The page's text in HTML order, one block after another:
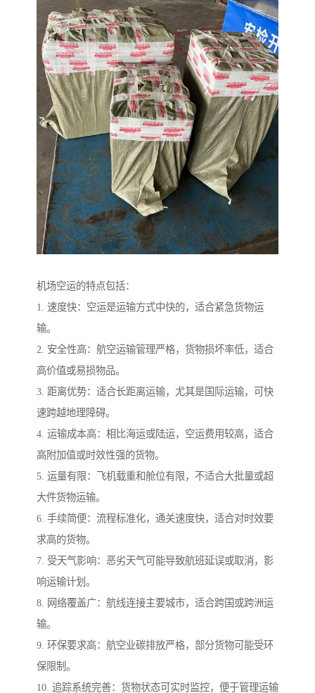
机场空运的特点包括：
1. 速度快：空运是运输方式中快的，适合紧急货物运
输。
2. 安全性高：航空运输管理严格，货物损坏率低，适合
高价值或易损物品。
3. 距离优势：适合长距离运输，尤其是国际运输，可快
速跨越地理障碍。
4. 运输成本高：相比海运或陆运，空运费用较高，适合
高附加值或时效性强的货物。
5. 运量有限：飞机载重和舱位有限，不适合大批量或超
大件货物运输。
6. 手续简便：流程标准化，通关速度快，适合对时效要
求高的货物。
7. 受天气影响：恶劣天气可能导致航班延误或取消，影
响运输计划。
8. 网络覆盖广：航线连接主要城市，适合跨国或跨洲运
输。
9. 环保要求高：航空业碳排放严格，部分货物可能受环
保限制。
10. 追踪系统完善：货物状态可实时监控，便于管理运输